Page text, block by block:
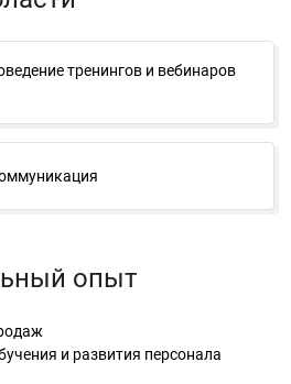
тренингов и вебинаров
опыт
и развития персонала